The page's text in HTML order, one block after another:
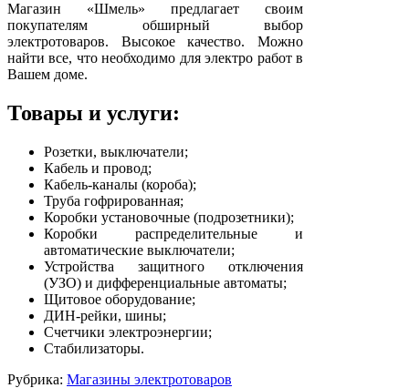
Магазин «Шмель» предлагает своим
покупателям обширный выбор
электротоваров. Высокое качество. Можно
найти все, что необходимо для электро работ в
Вашем доме.
Товары и услуги:
Розетки, выключатели;
Кабель и провод;
Кабель-каналы (короба);
Труба гофрированная;
Коробки установочные (подрозетники);
Коробки распределительные и
автоматические выключатели;
Устройства защитного отключения
(УЗО) и дифференциальные автоматы;
Щитовое оборудование;
ДИН-рейки, шины;
Счетчики электроэнергии;
Стабилизаторы.
Рубрика: Магазины электротоваров